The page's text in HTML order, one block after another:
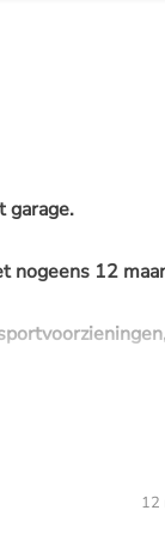
garage.
nogeens 12
op de 1e
12